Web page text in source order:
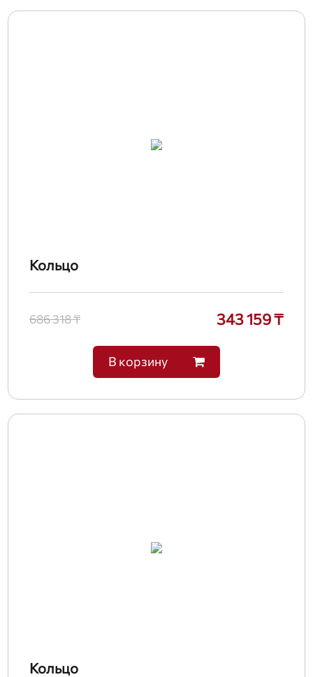
Кольцо
686 318 ₸ 343 159 ₸
В корзину
Кольцо